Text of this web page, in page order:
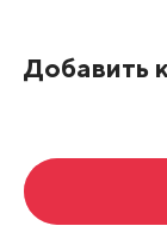
Добавить